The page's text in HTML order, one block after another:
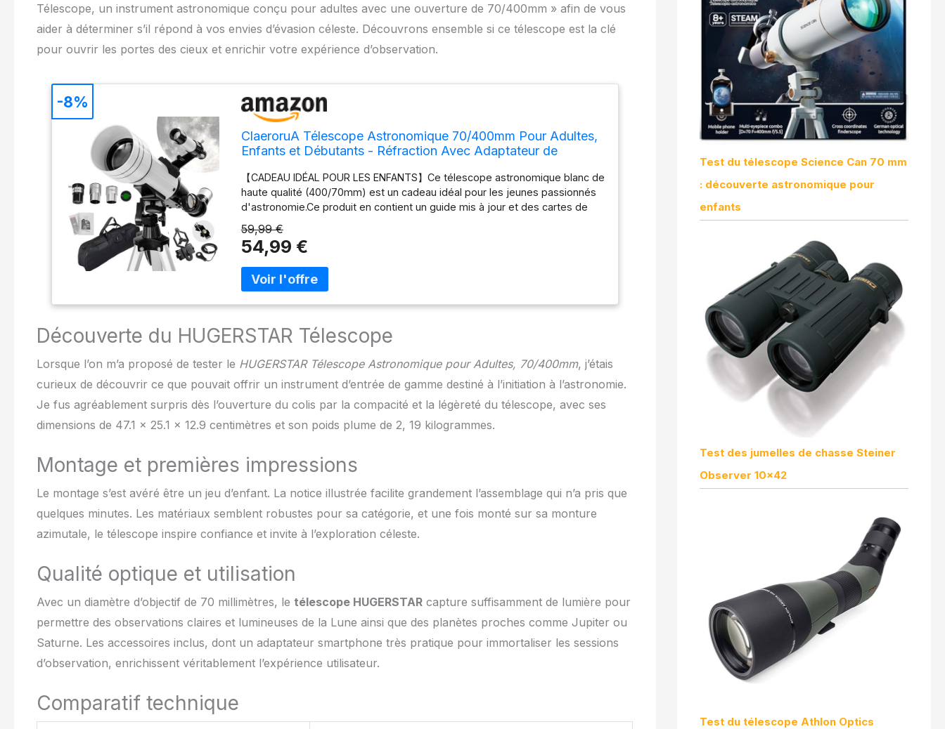
Télescope, un instrument astronomique conçu pour adultes avec une ouverture de 70/400mm » afin de vous
aider à déterminer s’il répond à vos envies d’évasion céleste. Découvrons ensemble si ce télescope est la clé
pour ouvrir les portes des cieux et enrichir votre expérience d’observation.
ClaeroruA Télescope Astronomique 70/400mm Pour Adultes,
Enfants et Débutants - Réfraction Avec Adaptateur de
【CADEAU IDÉAL POUR LES ENFANTS】Ce télescope astronomique blanc de
haute qualité (400/70mm) est un cadeau idéal pour les jeunes passionnés
d'astronomie.Ce produit en contient un guide mis à jour et des cartes de
utilisateurs pour l'exploration de l'espace, idéal pour les débutants.
【QUALITÉ SUPÉRIEURE】Fabriqué en matériaux de haute qualité, ce
télescope assure la durabilité et la longévité, ce qui en fait un
investissement fantastique pour les enfants et les adultes qui s'intéressent
à l'observation des étoiles/et de l’univers. 【GROSSISSEMENT
POLYVALENT】Equipé des oculaires 10x, 25x et d'une lentille de Barlow 3x,
ce télescope offre différents niveaux de grossissement, permettant aux
utilisateurs d'observer les objets célestes avec le niveau de détail qu'ils
entre le telephone portable et le télescope à l'aide de l'adaptateur de
telephone et de la télécommande , ce qui vous permet de capturer des
images époustouflantes et de partager vos expériences d'observation de
la lune. 【UTILISATION MUTI-FONCTIONNELLE & GARANTIE】 Notre
télescope est livré avec un sac à main pour un transport facile et il est
l'observation des oiseaux, la randonnée, l'observation de la faune,
l'escalade, les voyages, l'observation de la ville. N’hésitez pas à nous
contactez si vous avez des problèmes / questions, nous vous promettons
une réponse satisfaisante dans 24 heures.
59,99 €
54,99 €
-8%
Découverte du HUGERSTAR Télescope
Lorsque l’on m’a proposé de tester le HUGERSTAR Télescope Astronomique pour Adultes, 70/400mm, j’étais
curieux de découvrir ce que pouvait offrir un instrument d’entrée de gamme destiné à l’initiation à l’astronomie.
Je fus agréablement surpris dès l’ouverture du colis par la compacité et la légèreté du télescope, avec ses
dimensions de 47.1 x 25.1 x 12.9 centimètres et son poids plume de 2, 19 kilogrammes.
Montage et premières impressions
Le montage s’est avéré être un jeu d’enfant. La notice illustrée facilite grandement l’assemblage qui n’a pris que
quelques minutes. Les matériaux semblent robustes pour sa catégorie, et une fois monté sur sa monture
azimutale, le télescope inspire confiance et invite à l’exploration céleste.
Qualité optique et utilisation
Avec un diamètre d’objectif de 70 millimètres, le télescope HUGERSTAR capture suffisamment de lumière pour
permettre des observations claires et lumineuses de la Lune ainsi que des planètes proches comme Jupiter ou
Saturne. Les accessoires inclus, dont un adaptateur smartphone très pratique pour immortaliser les sessions
d’observation, enrichissent véritablement l’expérience utilisateur.
Comparatif technique
Test du télescope Science Can 70 mm
: découverte astronomique pour
enfants
Test des jumelles de chasse Steiner
Observer 10×42
Test du télescope Athlon Optics